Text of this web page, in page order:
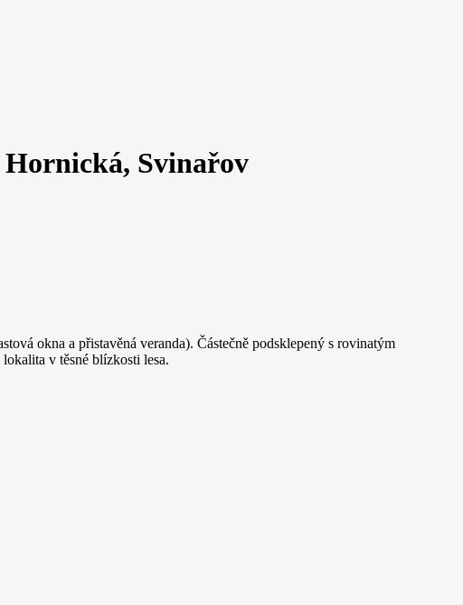
Hornická, Svinařov
okna a přistavěná veranda). Částečně podsklepený s rovinatým
v těsné blízkosti lesa.